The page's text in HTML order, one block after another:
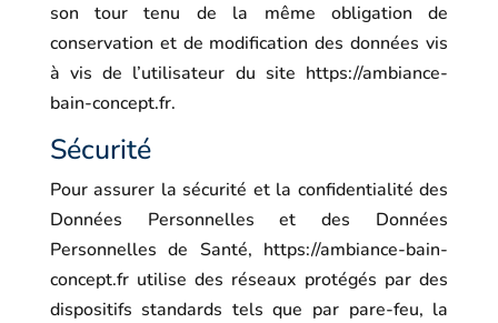
son tour tenu de la même obligation de
conservation et de modification des données vis
à vis de l’utilisateur du site https://ambiance-
bain-concept.fr.
Sécurité
Pour assurer la sécurité et la confidentialité des
Données Personnelles et des Données
Personnelles de Santé, https://ambiance-bain-
concept.frutilise des réseaux protégés par des
dispositifs standards tels que par pare-feu, la